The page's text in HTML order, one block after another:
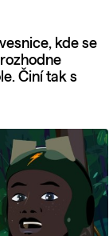
kde se
Činí tak s